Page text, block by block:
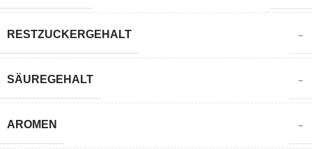
RESTZUCKERGEHALT –
SÄUREGEHALT –
AROMEN –